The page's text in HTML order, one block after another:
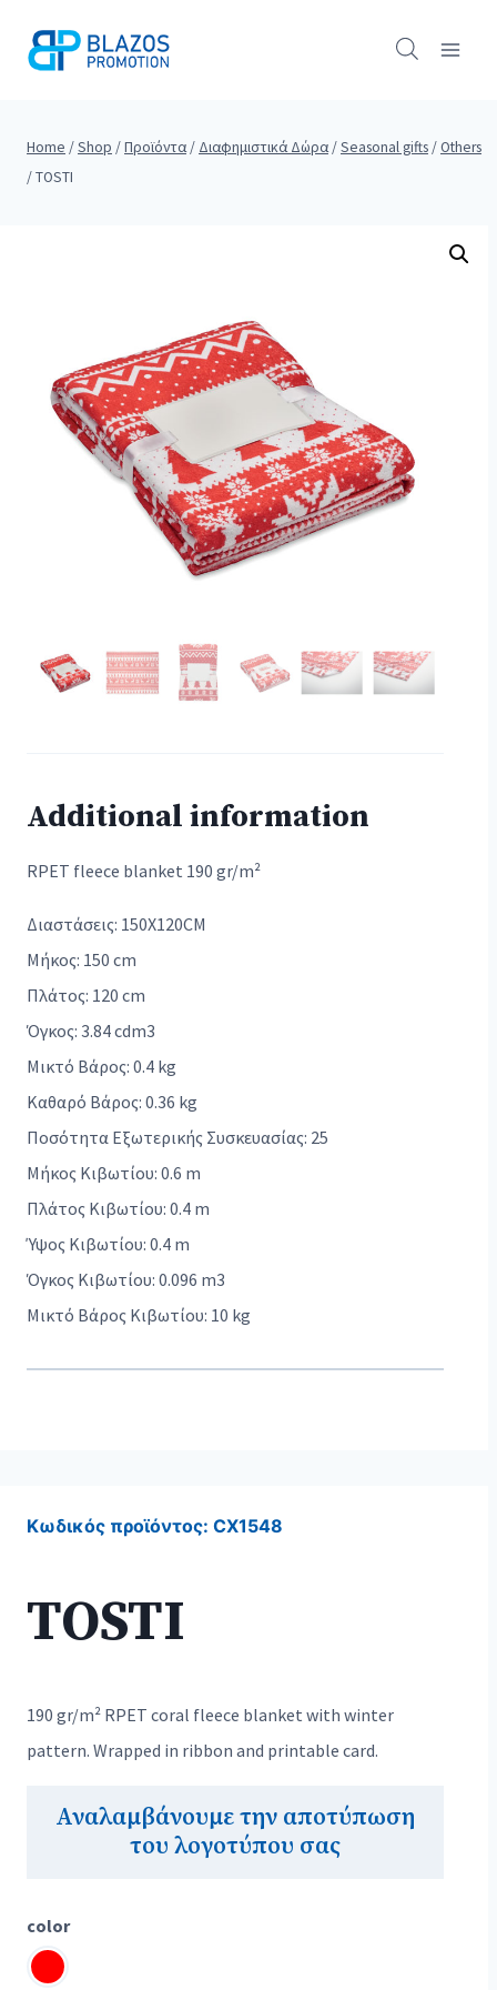
Home /Shop /Προϊόντα / Διαφημιστικά Δώρα /Seasonal gifts /Others
/TOSTI
Additional information
RPET fleece blanket 190 gr/m²
Διαστάσεις: 150X120CM
Μήκος: 150 cm
Πλάτος: 120 cm
Όγκος: 3.84 cdm3
Μικτό Βάρος: 0.4 kg
Καθαρό Βάρος: 0.36 kg
Ποσότητα Εξωτερικής Συσκευασίας: 25
Μήκος Κιβωτίου: 0.6 m
Πλάτος Κιβωτίου: 0.4 m
Ύψος Κιβωτίου: 0.4 m
Όγκος Κιβωτίου: 0.096 m3
Μικτό Βάρος Κιβωτίου: 10 kg
Κωδικός προϊόντος: CX1548
TOSTI
190 gr/m² RPET coral fleece blanket with winter
pattern. Wrapped in ribbon and printable card.
Αναλαμβάνουμε την αποτύπωση
του λογοτύπου σας
color